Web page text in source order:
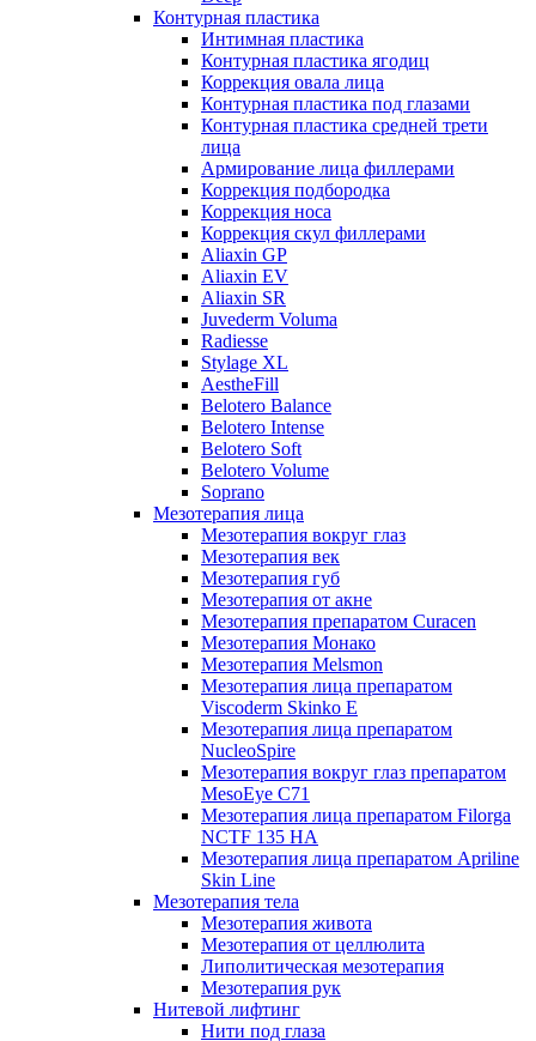
Контурная пластика
Интимная пластика
Контурная пластика ягодиц
Коррекция овала лица
Контурная пластика под глазами
Контурная пластика средней трети
лица
Армирование лица филлерами
Коррекция подбородка
Коррекция носа
Коррекция скул филлерами
Aliaxin GP
Aliaxin EV
Aliaxin SR
Juvederm Voluma
Radiesse
Stylage XL
AestheFill
Belotero Balance
Belotero Intense
Belotero Soft
Belotero Volume
Soprano
Мезотерапия лица
Мезотерапия вокруг глаз
Мезотерапия век
Мезотерапия губ
Мезотерапия от акне
Мезотерапия препаратом Curacen
Мезотерапия Монако
Мезотерапия Melsmon
Мезотерапия лица препаратом
Viscoderm Skinko E
Мезотерапия лица препаратом
NucleoSpire
Мезотерапия вокруг глаз препаратом
MesoEye С71
Мезотерапия лица препаратом Filorga
NCTF 135 HA
Мезотерапия лица препаратом Apriline
Skin Line
Мезотерапия тела
Мезотерапия живота
Мезотерапия от целлюлита
Липолитическая мезотерапия
Мезотерапия рук
Нитевой лифтинг
Нити под глаза